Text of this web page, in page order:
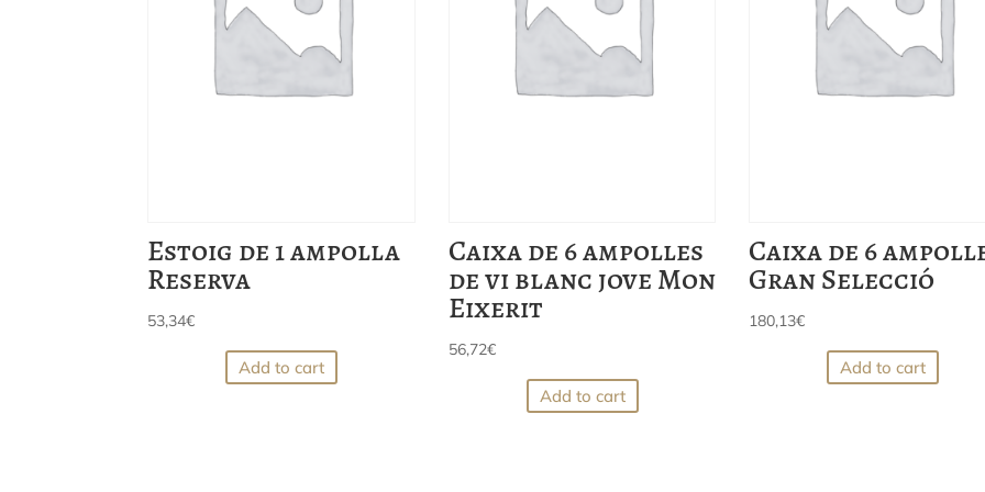
Estoig de 1 ampolla
Reserva
53,34€
Add to cart
Caixa de 6 ampolles
de vi blanc jove Mon
Eixerit
56,72€
Add to cart
Caixa de 6
Gran Selecció
180,13€
Add to cart